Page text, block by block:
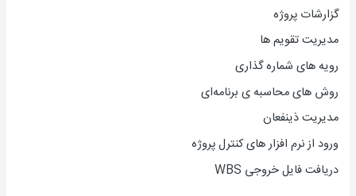
گزارشات پروژه
مدیریت تقویم ها
رویه های شماره گذاری
روش های محاسبه ی برنامه‌ای
مدیریت ذینفعان
ورود از نرم افزار های کنترل پروژه
دریافت فایل خروجی WBS